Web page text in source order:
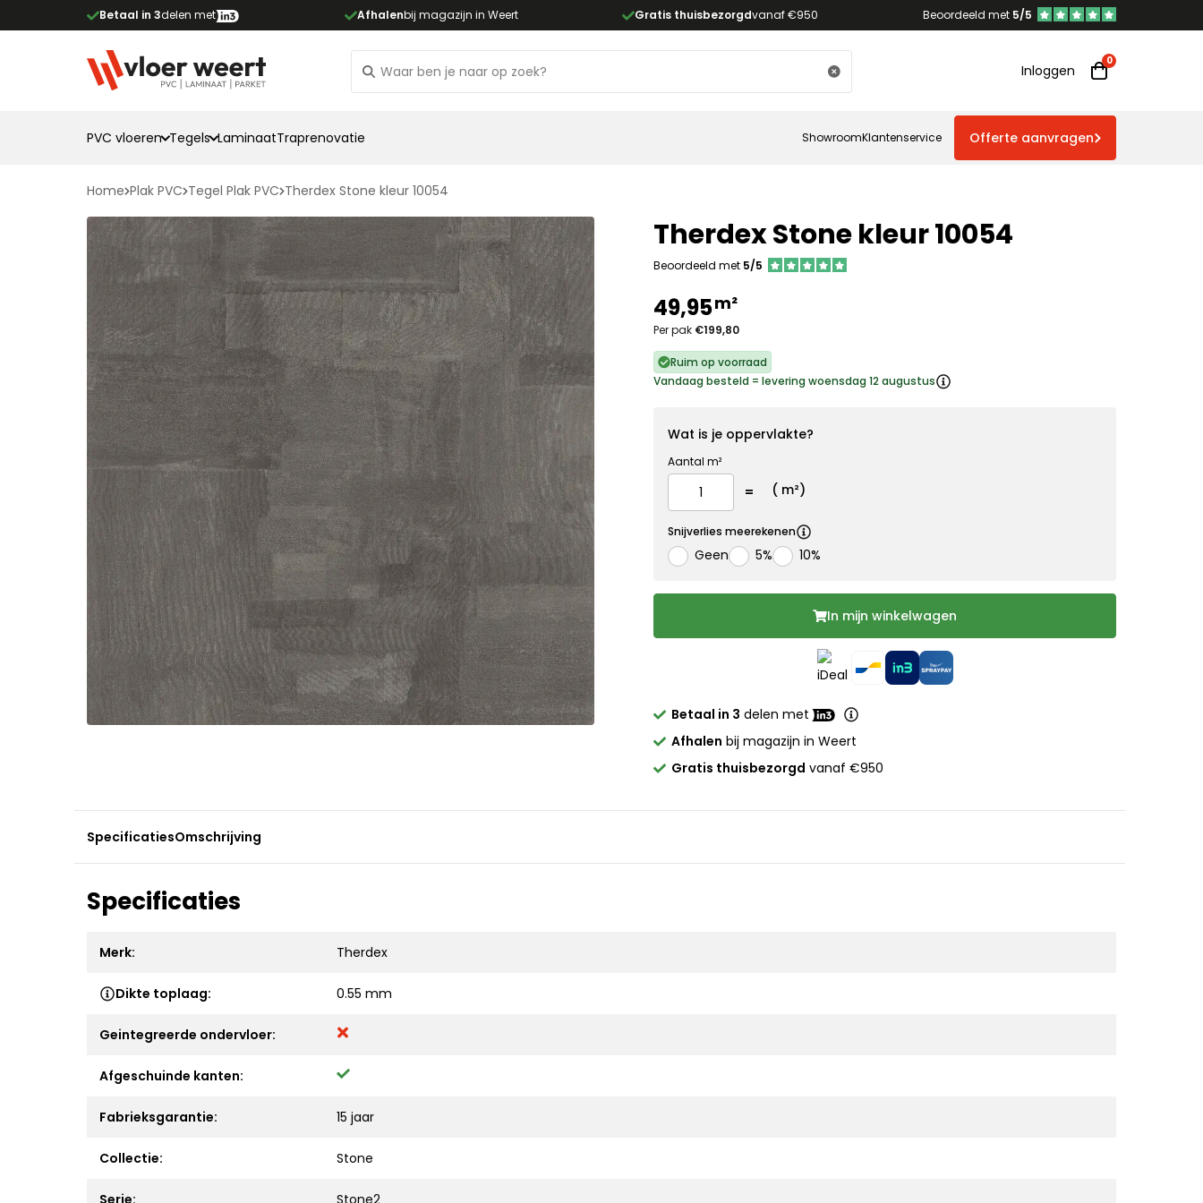
Betaal in 3delen met Afhalenbij magazijn in Weert Gratis thuisbezorgdvanaf €950 Beoordeeld met 5/5
Inloggen
PVC vloeren Tegels LaminaatTraprenovatie ShowroomKlantenservice Offerte aanvragen
Home Plak PVC Tegel Plak PVC Therdex Stone kleur 10054
Therdex Stone kleur 10054
Beoordeeld met 5/5
49,95m²
Per pak €199,80
Ruim op voorraad
Vandaag besteld = levering woensdag 12 augustus
Wat is je oppervlakte?
Aantal m²
( m²)
Snijverlies meerekenen
Geen 5% 10%
In mijn winkelwagen
Betaal in 3 delen met
Afhalen bij magazijn in Weert
Gratis thuisbezorgd vanaf €950
SpecificatiesOmschrijving
Specificaties
Merk: Therdex
Dikte toplaag: 0.55 mm
Geintegreerde ondervloer:
Afgeschuinde kanten:
Fabrieksgarantie: 15 jaar
Collectie: Stone
Serie: Stone2